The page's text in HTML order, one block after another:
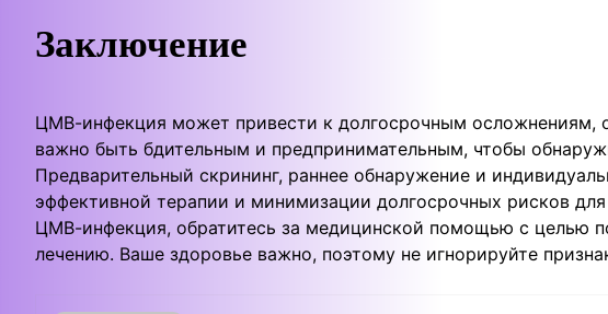
Заключение
ЦМВ-инфекция может привести к долгосрочным осложнениям,
важно быть бдительным и предпринимательным, чтобы
Предварительный скрининг, раннее обнаружение и
эффективной терапии и минимизации долгосрочных рисков
ЦМВ-инфекция, обратитесь за медицинской помощью с целью
лечению. Ваше здоровье важно, поэтому не игнорируйте